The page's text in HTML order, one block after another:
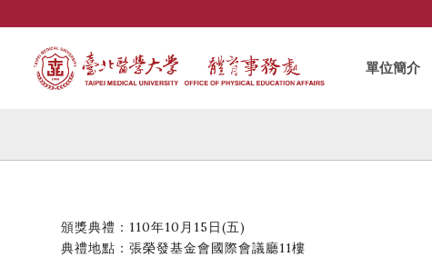
單位簡介
頒獎典禮：110年10月15日(五)
典禮地點：張榮發基金會國際會議廳11樓